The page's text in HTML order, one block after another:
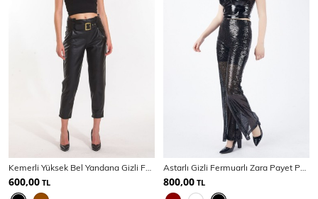
Kemerli Yüksek Bel Yandana Gizli Fermuarlı Deri Pantolon | PNT33134
600,00 TL
Astarlı Gizli Fermuarlı Zara Payet Pantolon | Pnt32488
800,00 TL